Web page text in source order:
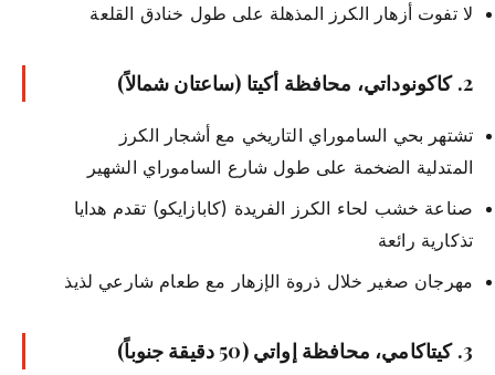
لا تفوت أزهار الكرز المذهلة على طول خنادق القلعة
2. كاكونوداتي، محافظة أكيتا (ساعتان شمالاً)
تشتهر بحي الساموراي التاريخي مع أشجار الكرز
المتدلية الضخمة على طول شارع الساموراي الشهير
صناعة خشب لحاء الكرز الفريدة (كابازايكو) تقدم هدايا
تذكارية رائعة
مهرجان صغير خلال ذروة الإزهار مع طعام شارعي لذيذ
3. كيتاكامي، محافظة إواتي (50 دقيقة جنوباً)